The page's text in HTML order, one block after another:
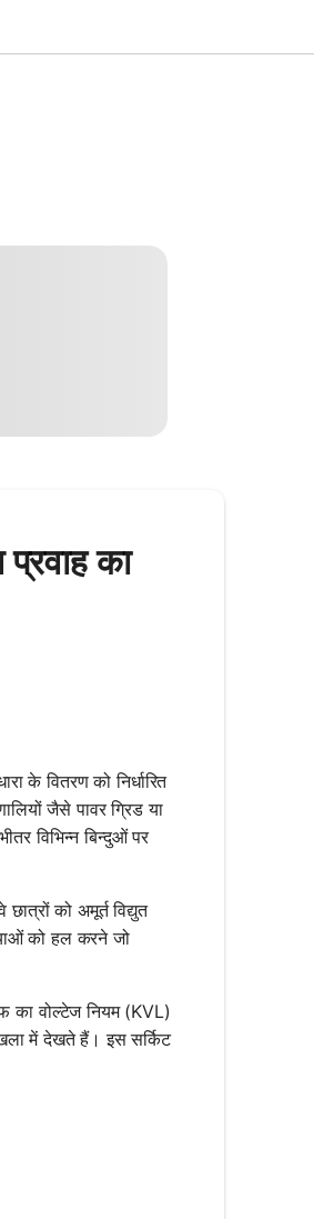
का
के वितरण को निर्धारित
जैसे पावर ग्रिड या
विभिन्न बिन्दुओं पर
को अमूर्त विद्युत
को हल करने जो
का वोल्टेज नियम (KVL)
में देखते हैं। इस सर्किट